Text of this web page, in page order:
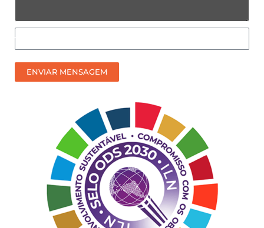
Como
prefere
receber
nosso
ENVIAR MENSAGEM